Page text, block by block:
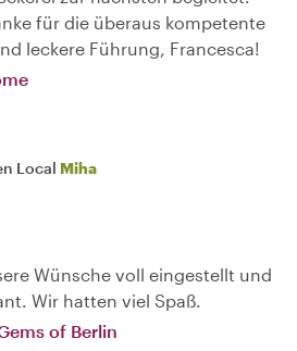
für die überaus kompetente
leckere Führung, Francesca!
Local Miha
Wünsche voll eingestellt und
Wir hatten viel Spaß.
of Berlin